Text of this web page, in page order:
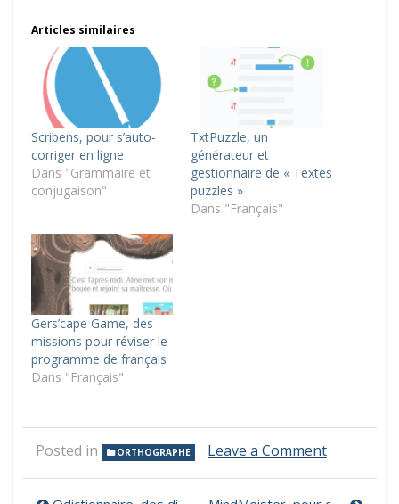
Articles similaires
Scribens, pour s’auto-
corriger en ligne
Dans "Grammaire et
conjugaison"
TxtPuzzle, un
générateur et
gestionnaire de « Textes
puzzles »
Dans "Français"
Gers’cape Game, des
missions pour réviser le
programme de français
Dans "Français"
Posted in ORTHOGRAPHE Leave a Commenton
des